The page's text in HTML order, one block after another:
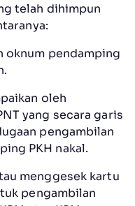
telah dihimpun
oknum pendamping
oleh
yang secara garis
pengambilan
PKH nakal.
menggesek kartu
pengambilan